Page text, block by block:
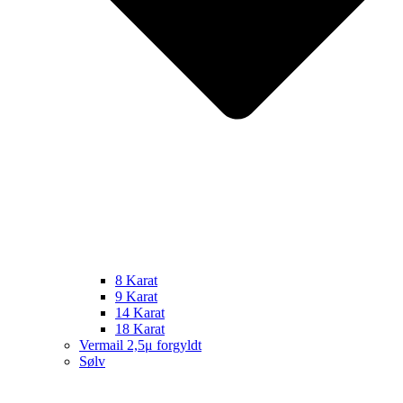
8 Karat
9 Karat
14 Karat
18 Karat
Vermail 2,5μ forgyldt
Sølv